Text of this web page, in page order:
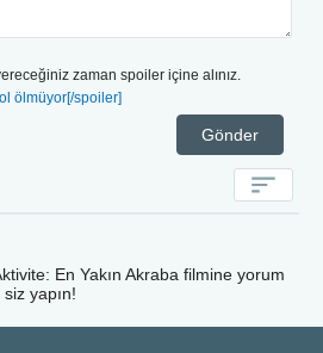
zaman spoiler içine alınız.
ölmüyor[/spoiler]
Gönder
En Yakın Akraba filmine yorum
yapın!